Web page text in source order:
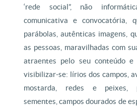
‘rede social”, não
comunicativa e convocatória,
parábolas, autênticas imagens,
as pessoas, maravilhadas com
atraentes pelo seu conteúdo
visibilizar-se: lírios dos campos,
mostarda, redes e peixes,
sementes, campos dourados de